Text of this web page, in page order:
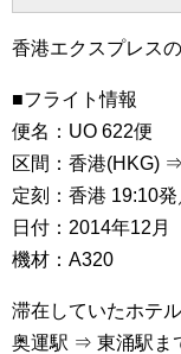
香港エクスプレス
■フライト情報
便名：UO 622便
区間：香港(HKG)
定刻：香港 19:10
日付：2014年12月
機材：A320
滞在していたホテ
奥運駅 ⇒ 東涌駅ま